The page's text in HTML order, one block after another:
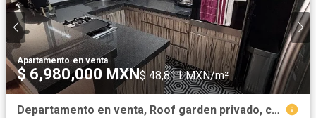
Apartamento·en venta
$ 6,980,000 MXN$ 48,811 MXN/m²
Departamento en venta, Roof garden privado, colonia del Valle